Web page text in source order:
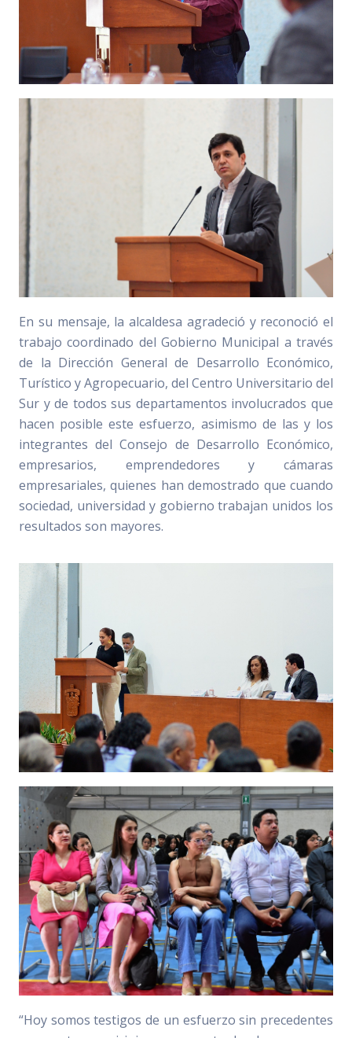
En su mensaje, la alcaldesa agradeció y reconoció el
trabajo coordinado del Gobierno Municipal a través
de la Dirección General de Desarrollo Económico,
Turístico y Agropecuario, del Centro Universitario del
Sur y de todos sus departamentos involucrados que
hacen posible este esfuerzo, asimismo de las y los
integrantes del Consejo de Desarrollo Económico,
empresarios, emprendedores y cámaras
empresariales, quienes han demostrado que cuando
sociedad, universidad y gobierno trabajan unidos los
resultados son mayores.
“Hoy somos testigos de un esfuerzo sin precedentes